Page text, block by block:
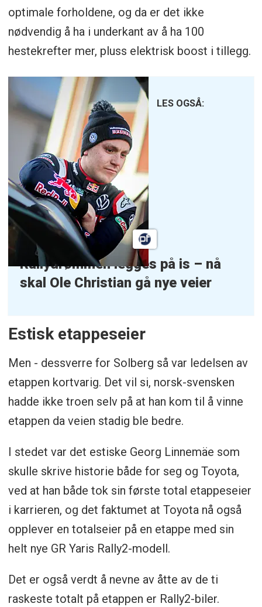
optimale forholdene, og da er det ikke
nødvendig å ha i underkant av å ha 100
hestekrefter mer, pluss elektrisk boost i tillegg.
LES OGSÅ:
Rallydrømmen legges på is – nå
skal Ole Christian gå nye veier
Estisk etappeseier
Men - dessverre for Solberg så var ledelsen av
etappen kortvarig. Det vil si, norsk-svensken
hadde ikke troen selv på at han kom til å vinne
etappen da veien stadig ble bedre.
I stedet var det estiske Georg Linnemäe som
skulle skrive historie både for seg og Toyota,
ved at han både tok sin første total etappeseier
i karrieren, og det faktumet at Toyota nå også
opplever en totalseier på en etappe med sin
helt nye GR Yaris Rally2-modell.
Det er også verdt å nevne av åtte av de ti
raskeste totalt på etappen er Rally2-biler.